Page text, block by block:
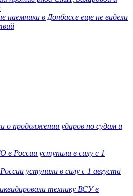
наемники в Донбассе еще не видели
о продолжении ударов по судам и
уступили в силу с 1 августа